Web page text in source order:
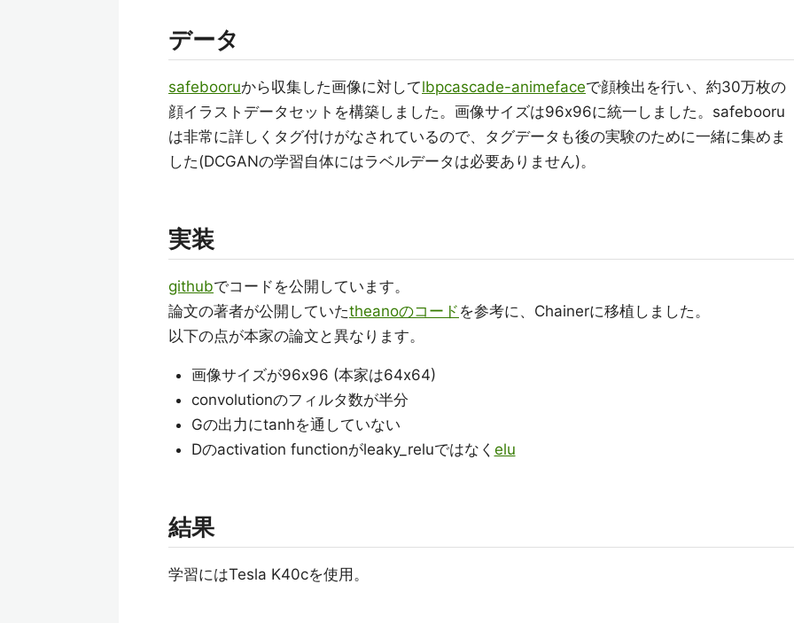
データ
safebooruから収集した画像に対してlbpcascade-animefaceで顔検出を行い、約30万枚の
顔イラストデータセットを構築しました。画像サイズは96x96に統一しました。safebooru
は非常に詳しくタグ付けがなされているので、タグデータも後の実験のために一緒に集めま
した(DCGANの学習自体にはラベルデータは必要ありません)。
実装
githubでコードを公開しています。
論文の著者が公開していたtheanoのコード を参考に、Chainerに移植しました。
以下の点が本家の論文と異なります。
画像サイズが96x96 (本家は64x64)
convolutionのフィルタ数が半分
Gの出力にtanhを通していない
Dのactivation functionがleaky_reluではなく elu
結果
学習にはTesla K40cを使用。